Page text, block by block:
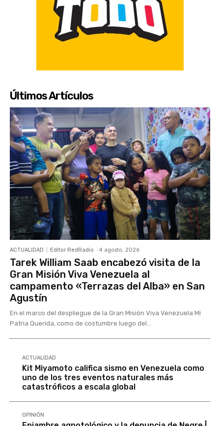
Últimos Artículos
ACTUALIDAD Editor RedRadio - 4 agosto, 2026
Tarek William Saab encabezó visita de la
Gran Misión Viva Venezuela al
campamento «Terrazas del Alba» en San
Agustín
En el marco del despliegue de la Gran Misión Viva Venezuela Mi
Patria Querida, como de costumbre luego del...
ACTUALIDAD
Kit Miyamoto califica sismo en Venezuela como
uno de los tres eventos naturales más
catastróficos a escala global
OPINIÓN